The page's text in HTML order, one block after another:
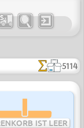
5114
IST LEER